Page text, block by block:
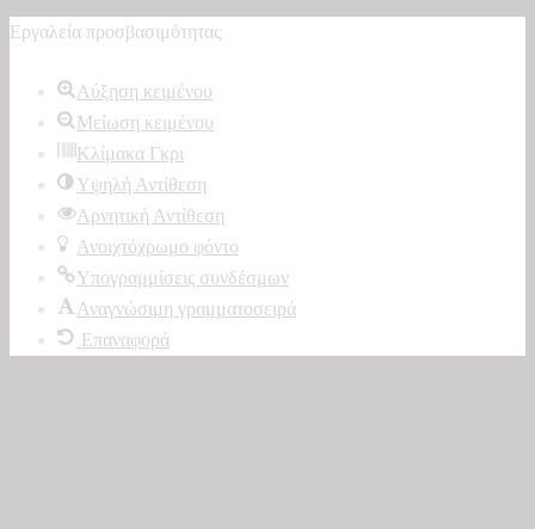
τη
γραμμή
Εργαλεία προσβασιμότητας
Αύξηση κειμένου
Μείωση κειμένου
Κλίμακα Γκρι
Υψηλή Αντίθεση
Αρνητική Αντίθεση
Ανοιχτόχρωμο φόντο
Υπογραμμίσεις συνδέσμων
Αναγνώσιμη γραμματοσειρά
Επαναφορά